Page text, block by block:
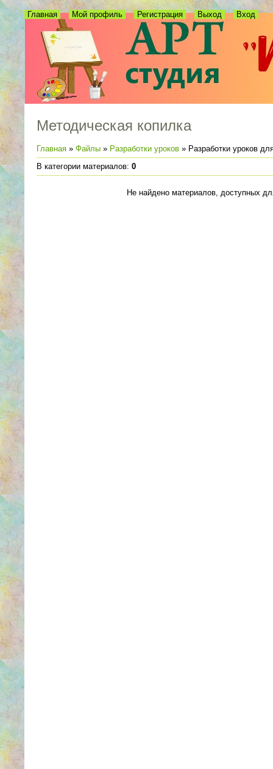
Главная Мой профиль Регистрация Выход Вход
Методическая копилка
Главная » Файлы » Разработки уроков » Разработки уроков
В категории материалов: 0
Не найдено материалов, доступных